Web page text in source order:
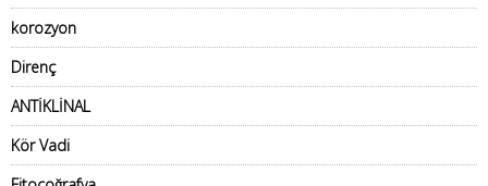
korozyon
Direnç
ANTİKLİNAL
Kör Vadi